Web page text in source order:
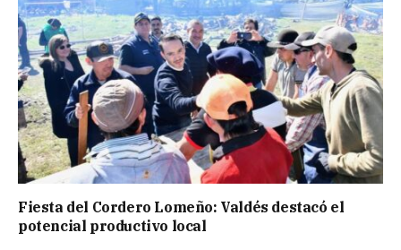
Fiesta del Cordero Lomeño: Valdés destacó el
potencial productivo local